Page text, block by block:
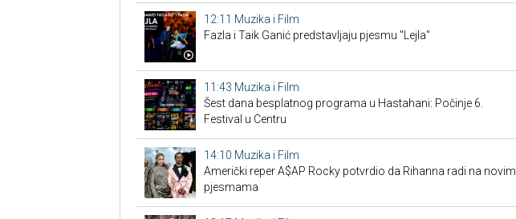
12:11 Muzika i Film
Fazla i Taik Ganić predstavljaju pjesmu "Lejla"
11:43 Muzika i Film
Šest dana besplatnog programa u Hastahani: Počinje 6.
Festival u Centru
14:10 Muzika i Film
Američki reper A$AP Rocky potvrdio da Rihanna radi na novim
pjesmama